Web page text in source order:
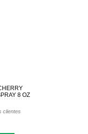
8 OZ
clientes